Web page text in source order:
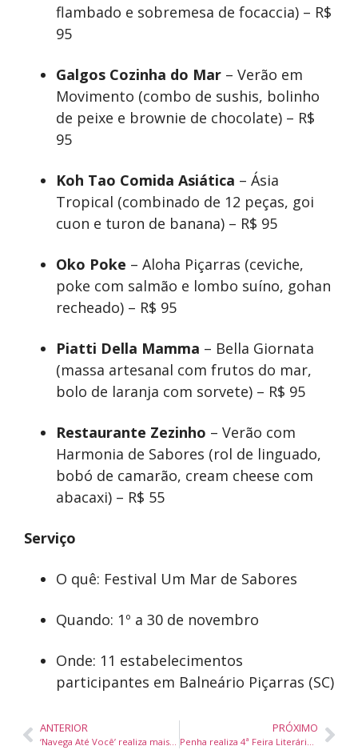
flambado e sobremesa de focaccia) – R$
95
Galgos Cozinha do Mar – Verão em
Movimento (combo de sushis, bolinho
de peixe e brownie de chocolate) – R$
95
Koh Tao Comida Asiática – Ásia
Tropical (combinado de 12 peças, goi
cuon e turon de banana) – R$ 95
Oko Poke – Aloha Piçarras (ceviche,
poke com salmão e lombo suíno, gohan
recheado) – R$ 95
Piatti Della Mamma – Bella Giornata
(massa artesanal com frutos do mar,
bolo de laranja com sorvete) – R$ 95
Restaurante Zezinho – Verão com
Harmonia de Sabores (rol de linguado,
bobó de camarão, cream cheese com
abacaxi) – R$ 55
Serviço
O quê: Festival Um Mar de Sabores
Quando: 1º a 30 de novembro
Onde: 11 estabelecimentos
participantes em Balneário Piçarras (SC)
ANTERIOR
‘Navega Até Você’ realiza mais de 220 atendimentos gratuitos no Porto das Balsas
PRÓXIMO
Penha realiza 4ª Feira Literária e Cultural com atrações para todas as idades